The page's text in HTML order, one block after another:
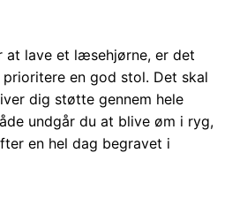
at lave et læsehjørne, er det
en god stol. Det skal
dig støtte gennem hele
undgår du at blive øm i ryg,
en hel dag begravet i